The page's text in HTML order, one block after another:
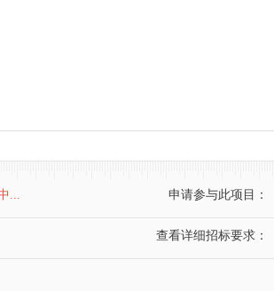
... 申请参与此项目：
查看详细招标要求：